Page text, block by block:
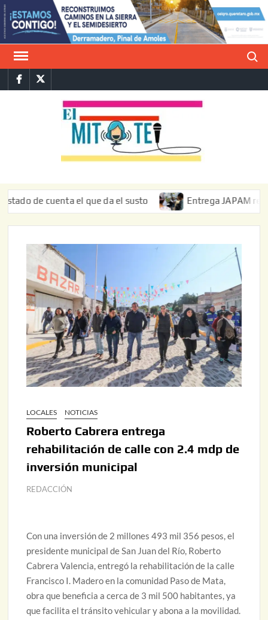
Saltar
al
contenido
FacebookTwitter
cuenta el que da el susto Entrega JAPAM
LOCALES NOTICIAS
Roberto Cabrera entrega
rehabilitación de calle con 2.4 mdp de
inversión municipal
REDACCIÓN
Con una inversión de 2 millones 493 mil 356 pesos, el
presidente municipal de San Juan del Río, Roberto
Cabrera Valencia, entregó la rehabilitación de la calle
Francisco I. Madero en la comunidad Paso de Mata,
obra que beneficia a cerca de 3 mil 500 habitantes, ya
que facilita el tránsito vehicular y abona a la movilidad.